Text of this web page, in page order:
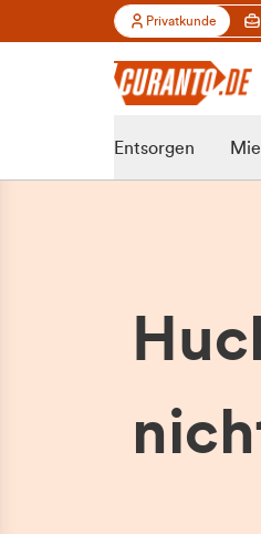
Privatkunde
Entsorgen